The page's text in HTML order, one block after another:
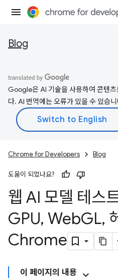
Blog
Google은 AI 기술을 사용하여 콘텐
다. AI 번역에는 오류가 있을 수 있습
Chrome for Developers Blog
도움이 되었나요?
웹 AI 모델 테스
GPU, WebGL,
Chrome
이 페이지의 내용